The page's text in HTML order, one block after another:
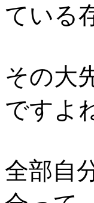
ている
その大
ですよ
全部自